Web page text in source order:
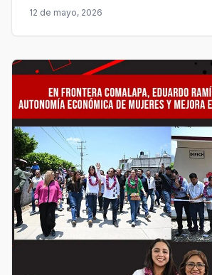
12 de mayo, 2026